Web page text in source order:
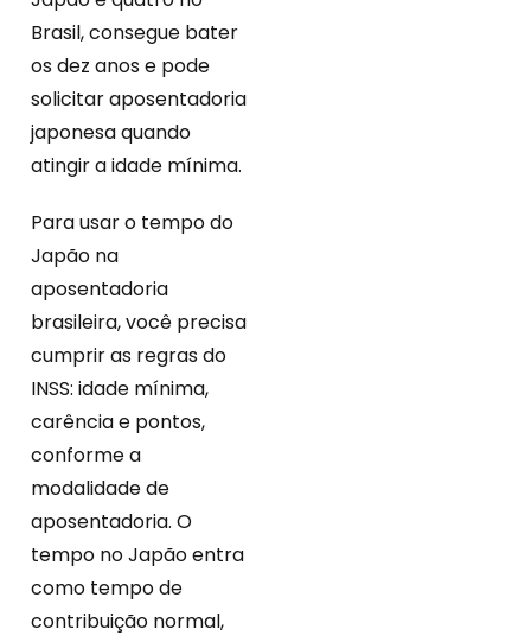
Brasil, consegue bater
os dez anos e pode
solicitar aposentadoria
japonesa quando
atingir a idade mínima.
Para usar o tempo do
Japão na
aposentadoria
brasileira, você precisa
cumprir as regras do
INSS: idade mínima,
carência e pontos,
conforme a
modalidade de
aposentadoria. O
tempo no Japão entra
como tempo de
contribuição normal,